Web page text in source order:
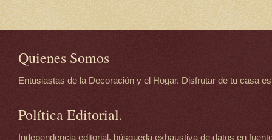
Quienes Somos
Entusiastas de la Decoración y el Hogar. Disfrutar de tu casa
Política Editorial.
Independencia editorial, búsqueda exhaustiva de datos en